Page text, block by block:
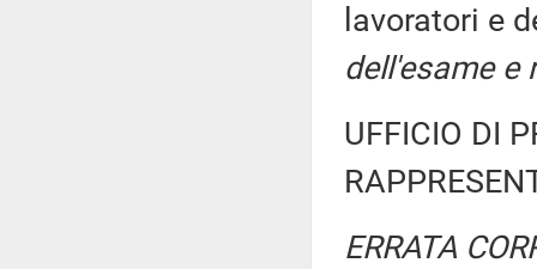
lavoratori e
dell'esame e
UFFICIO DI
ERRATA